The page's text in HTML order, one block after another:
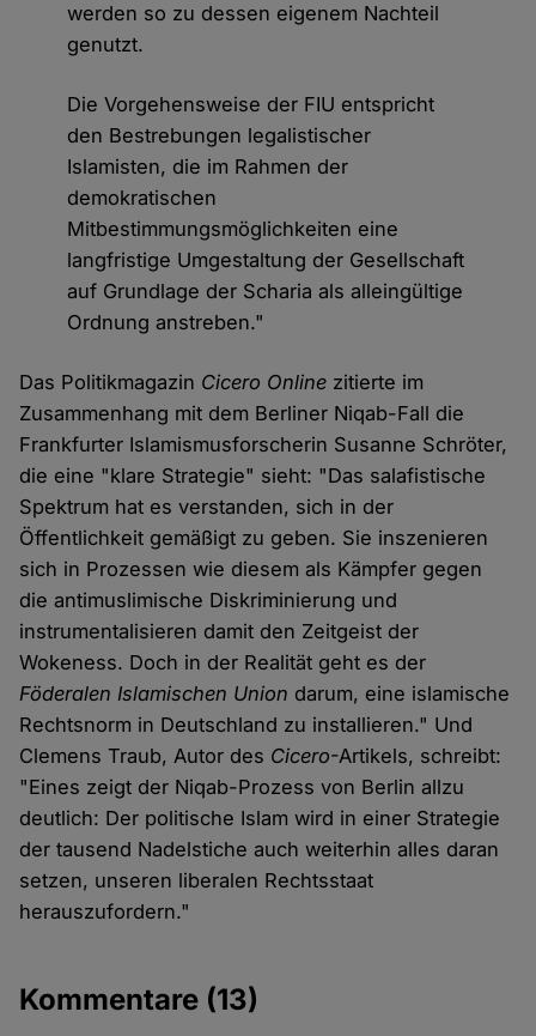
werden so zu dessen eigenem Nachteil
genutzt.
Die Vorgehensweise der FIU entspricht
den Bestrebungen legalistischer
Islamisten, die im Rahmen der
demokratischen
Mitbestimmungsmöglichkeiten eine
langfristige Umgestaltung der Gesellschaft
auf Grundlage der Scharia als alleingültige
Ordnung anstreben."
Das Politikmagazin Cicero Online zitierte im
Zusammenhang mit dem Berliner Niqab-Fall die
Frankfurter Islamismusforscherin Susanne Schröter,
die eine "klare Strategie" sieht: "Das salafistische
Spektrum hat es verstanden, sich in der
Öffentlichkeit gemäßigt zu geben. Sie inszenieren
sich in Prozessen wie diesem als Kämpfer gegen
die antimuslimische Diskriminierung und
instrumentalisieren damit den Zeitgeist der
Wokeness. Doch in der Realität geht es der
Föderalen Islamischen Union darum, eine islamische
Rechtsnorm in Deutschland zu installieren." Und
Clemens Traub, Autor des Cicero-Artikels, schreibt:
"Eines zeigt der Niqab-Prozess von Berlin allzu
deutlich: Der politische Islam wird in einer Strategie
der tausend Nadelstiche auch weiterhin alles daran
setzen, unseren liberalen Rechtsstaat
herauszufordern."
Kommentare (13)